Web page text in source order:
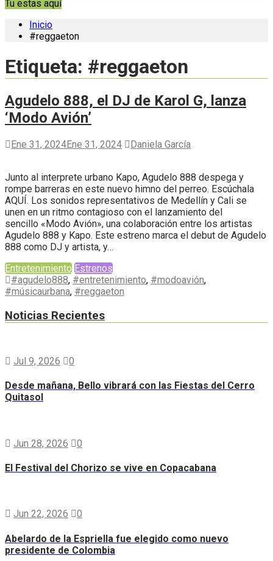
Tu estas aquí
Inicio
#reggaeton
Etiqueta: #reggaeton
Agudelo 888, el DJ de Karol G, lanza
‘Modo Avión’
Ene 31, 2024Ene 31, 2024 Daniela García
Junto al interprete urbano Kapo, Agudelo 888 despega y
rompe barreras en este nuevo himno del perreo. Escúchala
AQUÍ. Los sonidos representativos de Medellín y Cali se
unen en un ritmo contagioso con el lanzamiento del
sencillo «Modo Avión», una colaboración entre los artistas
Agudelo 888 y Kapo. Este estreno marca el debut de Agudelo
888 como DJ y artista, y…
Entretenimiento Estrenos
#agudelo888, #entretenimiento, #modoavión,
#músicaurbana, #reggaeton
Noticias Recientes
Jul 9, 2026 0
Desde mañana, Bello vibrará con las Fiestas del Cerro
Quitasol
Jun 28, 2026 0
El Festival del Chorizo se vive en Copacabana
Jun 22, 2026 0
Abelardo de la Espriella fue elegido como nuevo
presidente de Colombia